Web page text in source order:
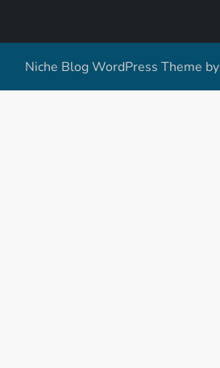
Niche Blog WordPress Theme by